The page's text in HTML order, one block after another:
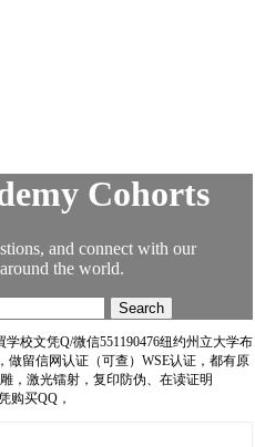
Cohorts
and connect with our
the world.
学校文凭Q/微信551190476纽约州立大学布
做留信网认证（可查）WSE认证，都有原
，激光镭射，复印防伪、在读证明
购买QQ，